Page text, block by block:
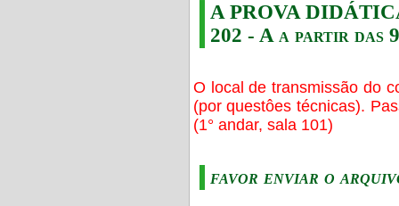
A PROVA
202 - A a partir das
O local de transmissão do
(por questôes técnicas).
(1° andar, sala 101)
favor enviar o